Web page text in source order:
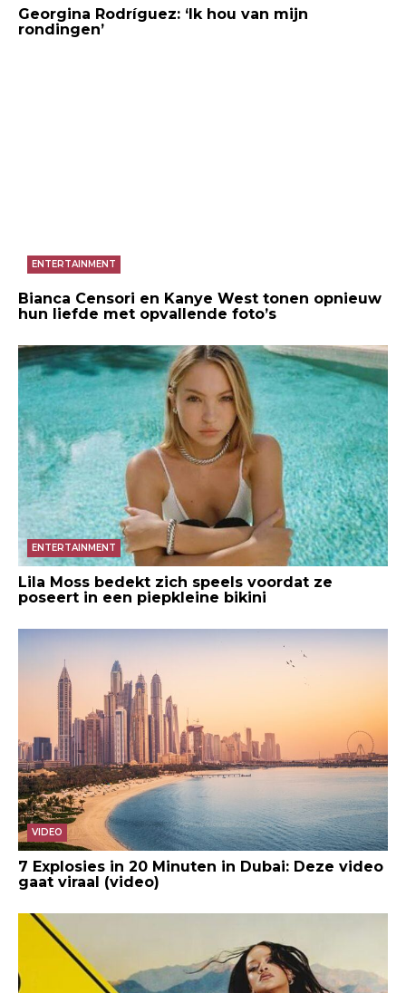
Georgina Rodríguez: ‘Ik hou van mijn
rondingen’
ENTERTAINMENT
Bianca Censori en Kanye West tonen opnieuw
hun liefde met opvallende foto’s
ENTERTAINMENT
Lila Moss bedekt zich speels voordat ze
poseert in een piepkleine bikini
VIDEO
7 Explosies in 20 Minuten in Dubai: Deze video
gaat viraal (video)